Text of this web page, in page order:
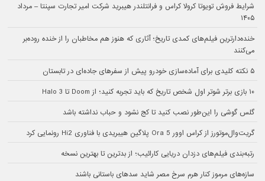
شرایط فروش تویوتا کرولا کراس و فرانتلندر هیبرید شرکت امیر تجارت سپنتا – مرداد
۱۴۰۵
خنده‌دارترین فیلم‌های کمدی تاریخ؛ آثاری که هنوز هم مخاطبان را از خنده روده‌بر
می‌کنند
۵ نکته کلیدی برای آماده‌سازی خودرو پیش از سفرهای جاده‌ای در تابستان
۱۰ بازی برتر شوتر اول شخص تاریخ که باید تجربه کنید؛ از Doom تا Halo 3
گلس گوشی را این‌طور نصب کنید تا کج نشود و حباب نداشته باشد
گریت‌وال‌موتورز از کراس اوور Ora 5 پلاگین هیبریدی با فناوری Hi2 رونمایی کرد
رتبه‌بندی فیلم‌های دزدان دریایی کارائیب؛ از بدترین تا بهترین نسخه
سازه‌های مرموز کنار هرم سرخ مصر شاید سدهای باستانی باشند